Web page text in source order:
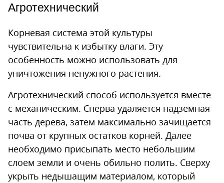
Агротехнический
Корневая система этой культуры
чувствительна к избытку влаги. Эту
особенность можно использовать для
уничтожения ненужного растения.
Агротехнический способ используется вместе
с механическим. Сперва удаляется надземная
часть дерева, затем максимально зачищается
почва от крупных остатков корней. Далее
необходимо присыпать место небольшим
слоем земли и очень обильно полить. Сверху
укрыть недышащим материалом, который